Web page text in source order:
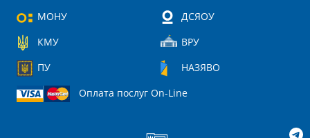
МОНУ
ДСЯОУ
КМУ
ВРУ
ПУ
НАЗЯВО
Оплата послуг On-Line